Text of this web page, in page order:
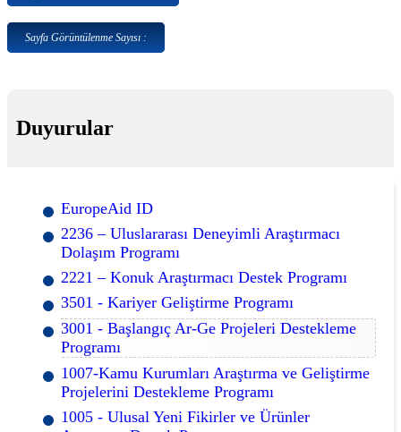
Sayfa Görüntülenme Sayısı :
Duyurular
EuropeAid ID
2236 – Uluslararası Deneyimli Araştırmacı
Dolaşım Programı
2221 – Konuk Araştırmacı Destek Programı
3501 - Kariyer Geliştirme Programı
3001 - Başlangıç Ar-Ge Projeleri Destekleme
Programı
1007-Kamu Kurumları Araştırma ve Geliştirme
Projelerini Destekleme Programı
1005 - Ulusal Yeni Fikirler ve Ürünler